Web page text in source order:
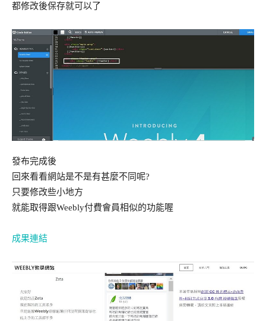
都修改後保存就可以了
發布完成後
回來看看網站是不是有甚麼不同呢?
只要修改些小地方
就能取得跟Weebly付費會員相似的功能喔
成果連結